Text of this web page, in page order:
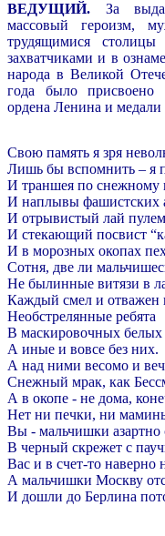
ВЕДУЩИЙ. За
массовый героизм,
трудящимися
захватчиками и в
народа в Великой
года было присвоено
ордена Ленина и медали
Свою память я зря
Лишь бы вспомнить – я
И траншея по снежному
И наплывы фашистских
И отрывистый лай
И стекающий посвист
И в морозных окопах
Сотня, две ли
Не былинные витязи в
Каждый смел и отважен
Необстрелянные ребята
В маскировочных
А иные и вовсе без них.
А над ними весомо и
Снежный мрак, как
А в окопе - не дома,
Нет ни печки, ни
Вы - мальчишки азартно
В черный скрежет с
Вас и в счет-то наверно
А мальчишки Москву
И дошли до Берлина